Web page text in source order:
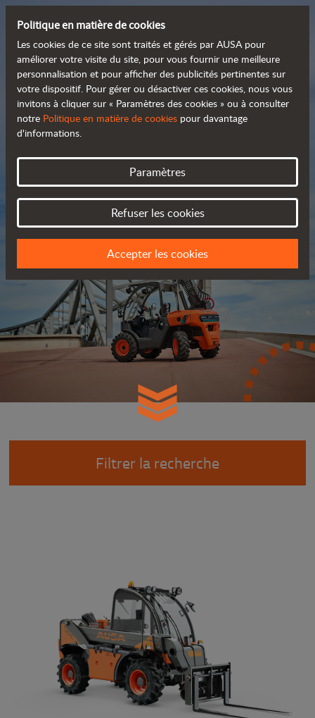
Découvrez notre large
gamme de produits
Catalogue
Filtrer la recherche
Politique en matière de cookies
Les cookies de ce site sont traités et gérés par AUSA pour
améliorer votre visite du site, pour vous fournir une meilleure
personnalisation et pour afficher des publicités pertinentes sur
votre dispositif. Pour gérer ou désactiver ces cookies, nous vous
invitons à cliquer sur « Paramètres des cookies » ou à consulter
notre Politique en matière de cookies pour davantage
d'informations.
Paramètres
Refuser les cookies
Accepter les cookies